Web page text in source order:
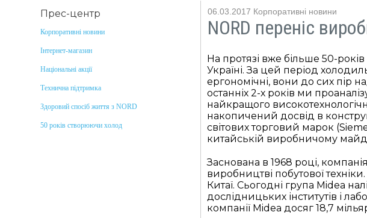
06.03.2017 Корпоративні новини
NORD переніс
На протязі вже більше 50-років
Україні. За цей період
ергономічні, вони до сих пір
останніх 2-х років ми
найкращого
накопичений досвід в
світових торговий марок
китайській виробничому
Заснована в 1968 році,
виробництві побутової
Китаї. Сьогодні група Midea
дослідницьких інститутів і
компанії Midea досяг 18,7
Прес-центр
Корпоративні новини
Інтернет-магазин
Національні акції
Технична підтримка
Здоровий спосіб життя з NORD
50 років створюючи холод